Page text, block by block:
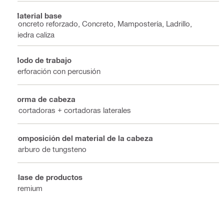
Material base
Concreto reforzado, Concreto, Mampostería, Ladrillo,
Piedra caliza
Modo de trabajo
Perforación con percusión
Forma de cabeza
2 cortadoras + cortadoras laterales
Composición del material de la cabeza
Carburo de tungsteno
Clase de productos
Premium